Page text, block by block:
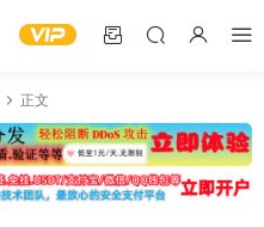
正文